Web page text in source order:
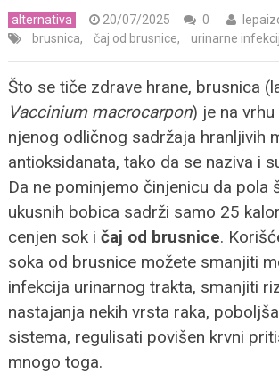
alternativa 20/07/2025 0
brusnica, čaj od brusnice, urinarne
Što se tiče zdrave hrane, brusnica
Vaccinium macrocarpon) je na
njenog odličnog sadržaja hranljivih
antioksidanata, tako da se naziva i
Da ne pominjemo činjenicu da pola
ukusnih bobica sadrži samo 25
cenjen sok i čaj od brusnice.
soka od brusnice možete smanjiti
infekcija urinarnog trakta, smanjiti
nastajanja nekih vrsta raka,
sistema, regulisati povišen krvni
mnogo toga.